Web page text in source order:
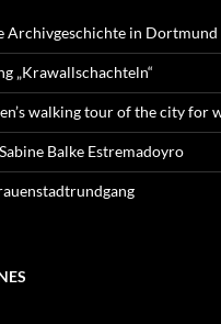
Archivgeschichte in Dortmund
„Krawallschachteln“
walking tour of the city for
Balke Estremadoyro